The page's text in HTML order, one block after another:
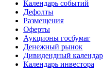
Дивидендный календарь
Календарь
Календарь событий
Дефолты
Размещения
Оферты